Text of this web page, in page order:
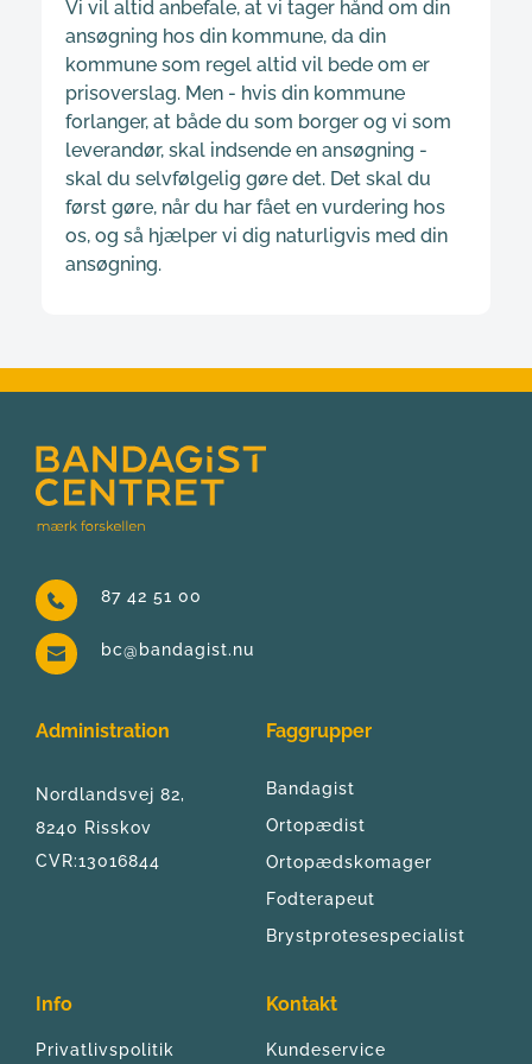
Vi vil altid anbefale, at vi tager hånd om din
ansøgning hos din kommune, da din
kommune som regel altid vil bede om er
prisoverslag. Men - hvis din kommune
forlanger, at både du som borger og vi som
leverandør, skal indsende en ansøgning -
skal du selvfølgelig gøre det. Det skal du
først gøre, når du har fået en vurdering hos
os, og så hjælper vi dig naturligvis med din
ansøgning.
87 42 51 00
bc@bandagist.nu
Administration
Nordlandsvej 82,
8240 Risskov
CVR:13016844
Faggrupper
Bandagist
Ortopædist
Ortopædskomager
Fodterapeut
Brystprotesespecialist
Info
Privatlivspolitik
Kontakt
Kundeservice